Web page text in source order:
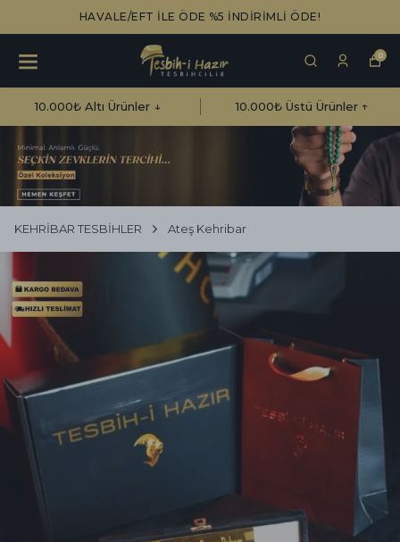
HAVALE/EFT İLE ÖDE %5 İNDİRİMLİ ÖDE!
0
10.000₺ Altı Ürünler ↓ 10.000₺ Üstü Ürünler ↑
KEHRİBAR TESBİHLER Ateş Kehribar